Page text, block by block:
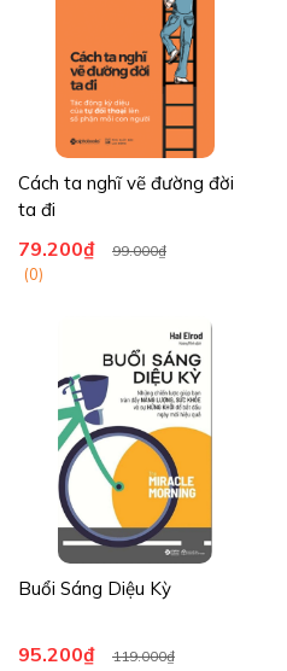
Cách ta nghĩ vẽ đường đời
ta đi
79.200₫ 99.000₫
(0)
Buổi Sáng Diệu Kỳ
95.200₫ 119.000₫